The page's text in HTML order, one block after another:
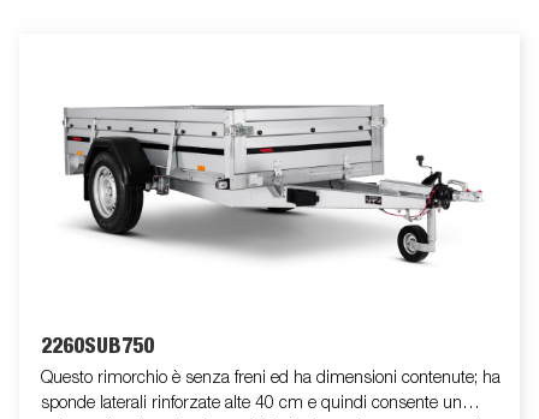
2260SUB750
Questo rimorchio è senza freni ed ha dimensioni contenute; ha
sponde laterali rinforzate alte 40 cm e quindi consente un